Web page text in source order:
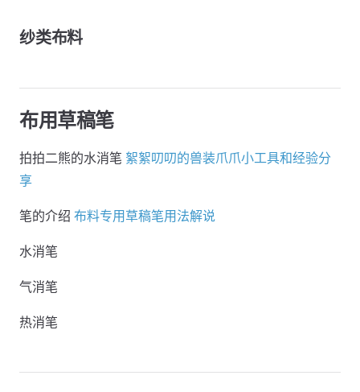
纱类布料
布用草稿笔
拍拍二熊的水消笔 絮絮叨叨的兽装爪爪小工具和经验分
享
笔的介绍 布料专用草稿笔用法解说
水消笔
气消笔
热消笔